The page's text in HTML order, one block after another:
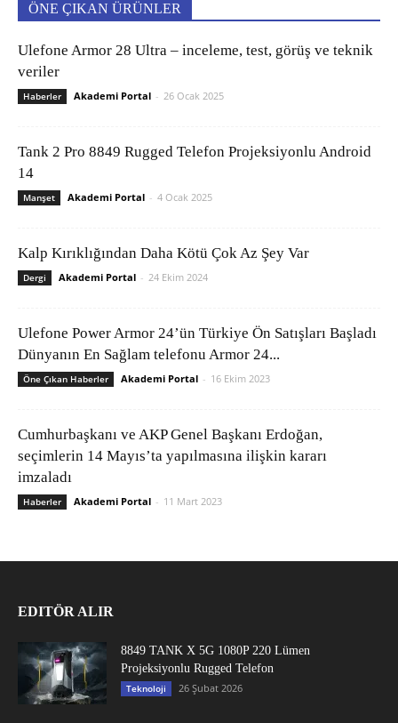
ÖNE ÇIKAN ÜRÜNLER
Ulefone Armor 28 Ultra – inceleme, test, görüş ve teknik
veriler
Haberler Akademi Portal - 26 Ocak 2025
Tank 2 Pro 8849 Rugged Telefon Projeksiyonlu Android
14
Manşet Akademi Portal - 4 Ocak 2025
Kalp Kırıklığından Daha Kötü Çok Az Şey Var
Dergi Akademi Portal - 24 Ekim 2024
Ulefone Power Armor 24’ün Türkiye Ön Satışları Başladı
Dünyanın En Sağlam telefonu Armor 24...
Öne Çıkan Haberler Akademi Portal - 16 Ekim 2023
Cumhurbaşkanı ve AKP Genel Başkanı Erdoğan,
seçimlerin 14 Mayıs’ta yapılmasına ilişkin kararı
imzaladı
Haberler Akademi Portal - 11 Mart 2023
EDITÖR ALIR
8849 TANK X 5G 1080P 220 Lümen
Projeksiyonlu Rugged Telefon
Teknoloji 26 Şubat 2026